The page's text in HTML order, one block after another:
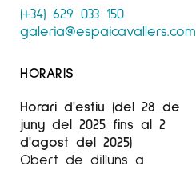
(+34) 629 033 150
galeria@espaicavallers.com
HORARIS
Horari d'estiu (del 28 de
juny del 2025 fins al 2
d'agost del 2025)
Obert de dilluns a